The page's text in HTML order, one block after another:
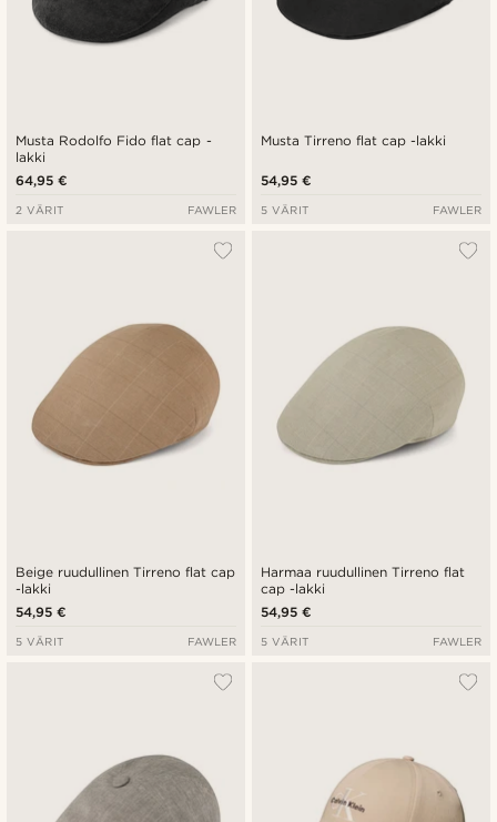
Musta Rodolfo Fido flat cap -
lakki
64,95 €
2 VÄRIT FAWLER
Musta Tirreno flat cap -lakki
54,95 €
5 VÄRIT FAWLER
Beige ruudullinen Tirreno flat cap
-lakki
54,95 €
5 VÄRIT FAWLER
Harmaa ruudullinen Tirreno flat
cap -lakki
54,95 €
5 VÄRIT FAWLER